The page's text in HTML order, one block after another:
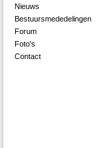
Nieuws
Bestuursmededelingen
Forum
Foto's
Contact